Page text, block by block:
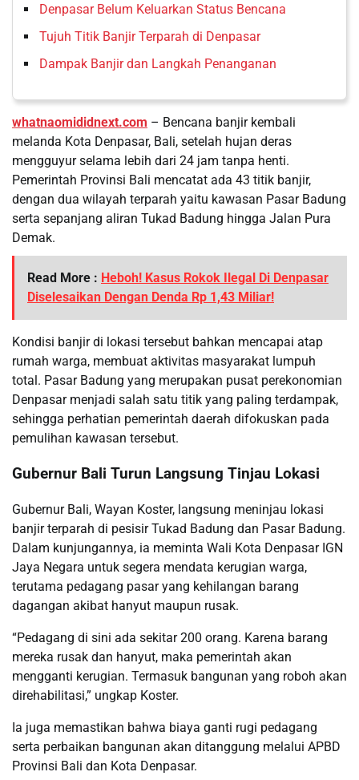
Denpasar Belum Keluarkan Status Bencana
Tujuh Titik Banjir Terparah di Denpasar
Dampak Banjir dan Langkah Penanganan
whatnaomididnext.com – Bencana banjir kembali
melanda Kota Denpasar, Bali, setelah hujan deras
mengguyur selama lebih dari 24 jam tanpa henti.
Pemerintah Provinsi Bali mencatat ada 43 titik banjir,
dengan dua wilayah terparah yaitu kawasan Pasar Badung
serta sepanjang aliran Tukad Badung hingga Jalan Pura
Demak.
Read More : Heboh! Kasus Rokok Ilegal Di Denpasar
Diselesaikan Dengan Denda Rp 1,43 Miliar!
Kondisi banjir di lokasi tersebut bahkan mencapai atap
rumah warga, membuat aktivitas masyarakat lumpuh
total. Pasar Badung yang merupakan pusat perekonomian
Denpasar menjadi salah satu titik yang paling terdampak,
sehingga perhatian pemerintah daerah difokuskan pada
pemulihan kawasan tersebut.
Gubernur Bali Turun Langsung Tinjau Lokasi
Gubernur Bali, Wayan Koster, langsung meninjau lokasi
banjir terparah di pesisir Tukad Badung dan Pasar Badung.
Dalam kunjungannya, ia meminta Wali Kota Denpasar IGN
Jaya Negara untuk segera mendata kerugian warga,
terutama pedagang pasar yang kehilangan barang
dagangan akibat hanyut maupun rusak.
“Pedagang di sini ada sekitar 200 orang. Karena barang
mereka rusak dan hanyut, maka pemerintah akan
mengganti kerugian. Termasuk bangunan yang roboh akan
direhabilitasi,” ungkap Koster.
Ia juga memastikan bahwa biaya ganti rugi pedagang
serta perbaikan bangunan akan ditanggung melalui APBD
Provinsi Bali dan Kota Denpasar.